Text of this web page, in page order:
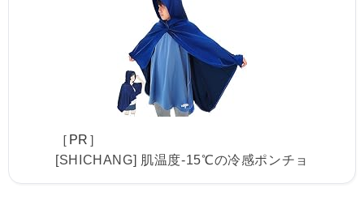
［PR］
[SHICHANG] 肌温度-15℃の冷感ポンチョ